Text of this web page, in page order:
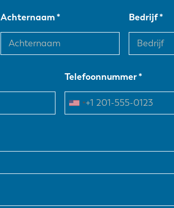
Achternaam Bedrijf
Telefoonnummer